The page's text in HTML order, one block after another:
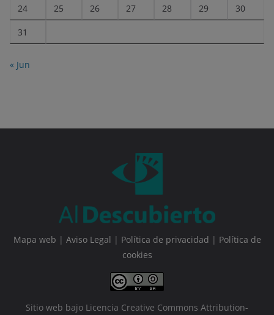
24 25 26 27 28 29 30
31
« Jun
Mapa web | Aviso Legal | Política de privacidad | Política de
cookies
Sitio web bajo Licencia Creative Commons Attribution-